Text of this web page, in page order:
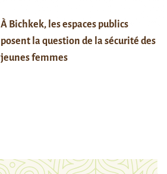
À Bichkek, les espaces publics
posent la question de la sécurité des
jeunes femmes